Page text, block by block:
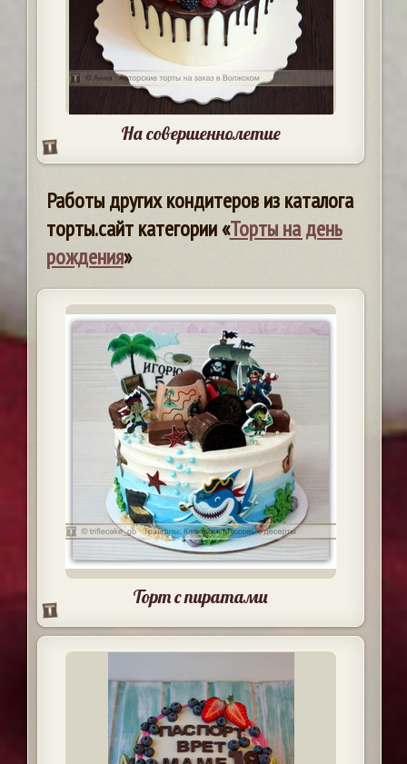
На совершеннолетие
Работы других кондитеров из каталога
торты.сайт категории «Торты на день
рождения»
Торт с пиратами